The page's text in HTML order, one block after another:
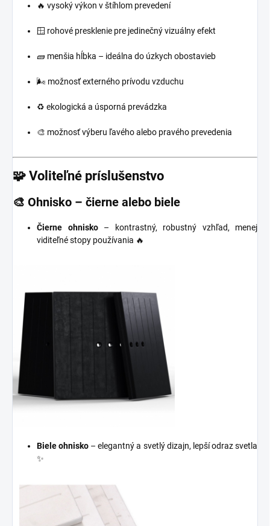
🔥 vysoký výkon v štíhlom prevedení
🪟 rohové presklenie pre jedinečný vizuálny efekt
🧱 menšia hĺbka – ideálna do úzkych obostavieb
🌬️ možnosť externého prívodu vzduchu
♻️ ekologická a úsporná prevádzka
🎨 možnosť výberu ľavého alebo pravého prevedenia
🧩 Voliteľné príslušenstvo
🎨 Ohnisko – čierne alebo biele
Čierne ohnisko– kontrastný, robustný vzhľad, menej
viditeľné stopy používania 🔥
Biele ohnisko – elegantný a svetlý dizajn, lepší odraz svetla
✨